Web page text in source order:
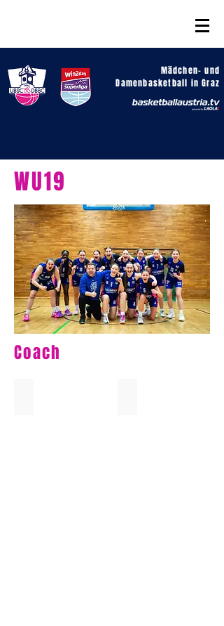
Mädchen- und
Damenbasketball in Graz
WU19
Coach